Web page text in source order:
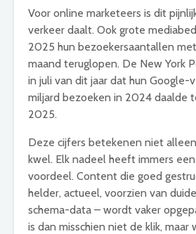
Voor online marketeers is dit
verkeer daalt. Ook grote
2025 hun bezoekersaantallen
maand teruglopen. De New York
in juli van dit jaar dat hun Google-
miljard bezoeken in 2024 daalde
2025.
Deze cijfers betekenen niet
kwel. Elk nadeel heeft immers een
voordeel. Content die goed
helder, actueel, voorzien van
schema-data – wordt vaker
is dan misschien niet de klik, maar